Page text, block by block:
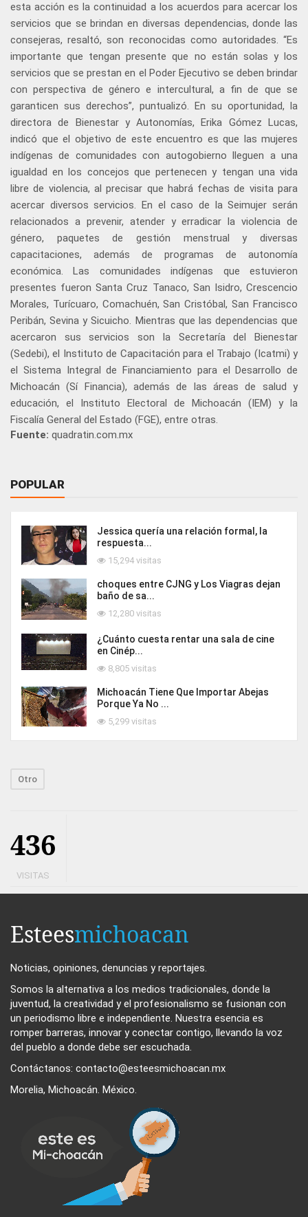
esta acción es la continuidad a los acuerdos para acercar los
servicios que se brindan en diversas dependencias, donde las
consejeras, resaltó, son reconocidas como autoridades. “Es
importante que tengan presente que no están solas y los
servicios que se prestan en el Poder Ejecutivo se deben brindar
con perspectiva de género e intercultural, a fin de que se
garanticen sus derechos”, puntualizó. En su oportunidad, la
directora de Bienestar y Autonomías, Erika Gómez Lucas,
indicó que el objetivo de este encuentro es que las mujeres
indígenas de comunidades con autogobierno lleguen a una
igualdad en los concejos que pertenecen y tengan una vida
libre de violencia, al precisar que habrá fechas de visita para
acercar diversos servicios. En el caso de la Seimujer serán
relacionados a prevenir, atender y erradicar la violencia de
género, paquetes de gestión menstrual y diversas
capacitaciones, además de programas de autonomía
económica. Las comunidades indígenas que estuvieron
presentes fueron Santa Cruz Tanaco, San Isidro, Crescencio
Morales, Turícuaro, Comachuén, San Cristóbal, San Francisco
Peribán, Sevina y Sicuicho. Mientras que las dependencias que
acercaron sus servicios son la Secretaría del Bienestar
(Sedebi), el Instituto de Capacitación para el Trabajo (Icatmi) y
el Sistema Integral de Financiamiento para el Desarrollo de
Michoacán (Sí Financia), además de las áreas de salud y
educación, el Instituto Electoral de Michoacán (IEM) y la
Fiscalía General del Estado (FGE), entre otras.
Fuente: quadratin.com.mx
POPULAR
Jessica quería una relación formal, la
respuesta...
15,294 visitas
choques entre CJNG y Los Viagras dejan
baño de sa...
12,280 visitas
¿Cuánto cuesta rentar una sala de cine
en Cinép...
8,805 visitas
Michoacán Tiene Que Importar Abejas
Porque Ya No ...
5,299 visitas
Otro
436
VISITAS
Esteesmichoacan
Noticias, opiniones, denuncias y reportajes.
Somos la alternativa a los medios tradicionales, donde la
juventud, la creatividad y el profesionalismo se fusionan con
un periodismo libre e independiente. Nuestra esencia es
romper barreras, innovar y conectar contigo, llevando la voz
del pueblo a donde debe ser escuchada.
Contáctanos: contacto@esteesmichoacan.mx
Morelia, Michoacán. México.